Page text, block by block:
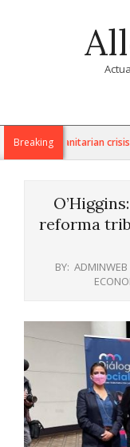
Navigation
MenuBreaking
as humanitarian crisis
reforma
BY: ADMINWEB